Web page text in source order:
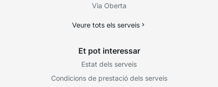
Via Oberta
Veure tots els serveis
Et pot interessar
Estat dels serveis
Condicions de prestació dels serveis